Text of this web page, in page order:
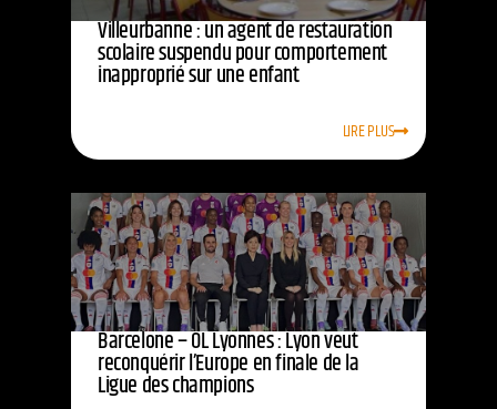
Villeurbanne : un agent de restauration
scolaire suspendu pour comportement
inapproprié sur une enfant
LIRE PLUS
Barcelone – OL Lyonnes : Lyon veut
reconquérir l’Europe en finale de la
Ligue des champions